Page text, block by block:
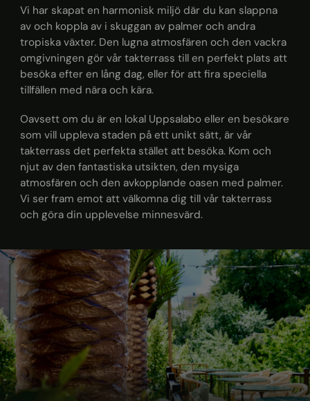
Vi har skapat en harmonisk miljö där du kan slappna
av och koppla av i skuggan av palmer och andra
tropiska växter. Den lugna atmosfären och den vackra
omgivningen gör vår takterrass till en perfekt plats att
besöka efter en lång dag, eller för att fira speciella
tillfällen med nära och kära.
Oavsett om du är en lokal Uppsalabo eller en besökare
som vill uppleva staden på ett unikt sätt, är vår
takterrass det perfekta stället att besöka. Kom och
njut av den fantastiska utsikten, den mysiga
atmosfären och den avkopplande oasen med palmer.
Vi ser fram emot att välkomna dig till vår takterrass
och göra din upplevelse minnesvärd.